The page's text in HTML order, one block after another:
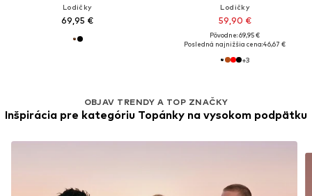
Lodičky
69,95 €
Lodičky
59,90 €
Pôvodne: 69,95 €
Posledná najnižšia cena:46,67 €
+3
OBJAV TRENDY A TOP ZNAČKY
Inšpirácia pre kategóriu Topánky na vysokom podpätku